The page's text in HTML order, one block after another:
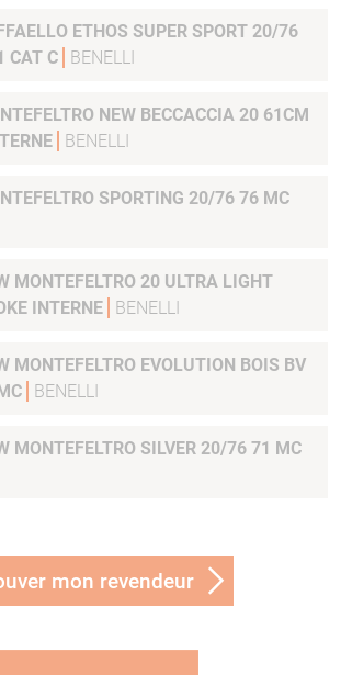
ETHOS SUPER SPORT 20/76
CAT C
BENELLI
NEW BECCACCIA 20 61CM
BENELLI
AUTO MONTEFELTRO SPORTING 20/76 76 MC
MONTEFELTRO 20 ULTRA LIGHT
INTERNE
BENELLI
BV
BENELLI
MONTEFELTRO SILVER 20/76 71 MC
mon revendeur